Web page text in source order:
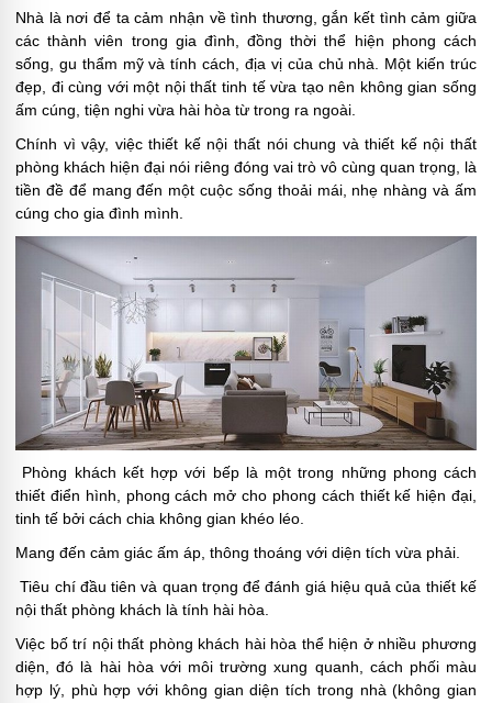
Nhà là nơi để ta cảm nhận về tình thương, gắn kết tình cảm giữa
các thành viên trong gia đình, đồng thời thể hiện phong cách
sống, gu thẩm mỹ và tính cách, địa vị của chủ nhà. Một kiến trúc
đẹp, đi cùng với một nội thất tinh tế vừa tạo nên không gian sống
ấm cúng, tiện nghi vừa hài hòa từ trong ra ngoài.
Chính vì vậy, việc thiết kế nội thất nói chung và thiết kế nội thất
phòng khách hiện đại nói riêng đóng vai trò vô cùng quan trọng, là
tiền đề để mang đến một cuộc sống thoải mái, nhẹ nhàng và ấm
cúng cho gia đình mình.
Phòng khách kết hợp với bếp là một trong những phong cách
thiết điển hình, phong cách mở cho phong cách thiết kế hiện đại,
tinh tế bởi cách chia không gian khéo léo.
Mang đến cảm giác ấm áp, thông thoáng với diện tích vừa phải.
Tiêu chí đầu tiên và quan trọng để đánh giá hiệu quả của thiết kế
nội thất phòng khách là tính hài hòa.
Việc bố trí nội thất phòng khách hài hòa thể hiện ở nhiều phương
diện, đó là hài hòa với môi trường xung quanh, cách phối màu
hợp lý, phù hợp với không gian diện tích trong nhà (không gian